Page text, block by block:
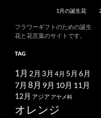
1月の誕生花
フラワーギフトのための誕生
花と花言葉のサイトです。
TAG
1月 2月 3月 4月 5月 6月
7月 8月 9月 10月 11月
12月 アジア アヤメ科
オレンジ